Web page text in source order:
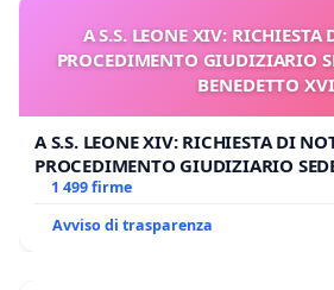
A S.S. LEONE XIV: RICHIESTA
PROCEDIMENTO GIUDIZIARIO
BENEDETTO XVI
A S.S. LEONE XIV: RICHIESTA DI
PROCEDIMENTO GIUDIZIARIO
BENEDETTO XVI
1 499 firme
Avviso di trasparenza